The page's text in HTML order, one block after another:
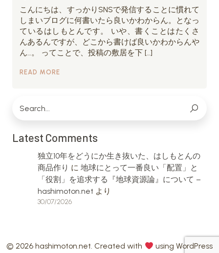
こんにちは、すっかりSNSで発信することに慣れて
しまいブログに何書いたら良いかわからん。となっ
ているはしもとんです。 いや、書くことはたくさ
んあるんですが、どこから書けば良いかわからんや
ん…。 ってことで、投稿の敷居を下 […]
READ MORE
Latest Comments
独立10年をどうにか生き抜いた、はしもとんの
商品作り に 地球にとって一番良い「配置」と
「役割」を追求する『地球資源論』について –
hashimoton.net より
30/07/2026
© 2026 hashimoton.net. Created with
using WordPress